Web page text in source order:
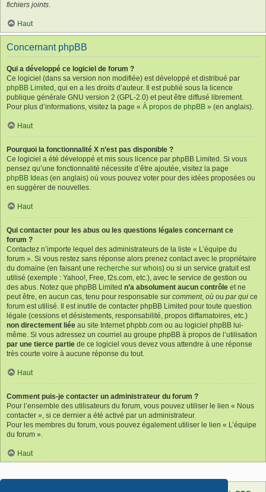
fichiers joints.
Haut
Concernant phpBB
Qui a développé ce logiciel de forum ?
Ce logiciel (dans sa version non modifiée) est développé et distribué par
phpBB Limited , qui en a les droits d’auteur. Il est publié sous la licence
publique générale GNU version 2 (GPL-2.0) et peut être diffusé librement.
Pour plus d’informations, visitez la page « À propos de phpBB » (en anglais).
Haut
Pourquoi la fonctionnalité X n’est pas disponible ?
Ce logiciel a été développé et mis sous licence par phpBB Limited. Si vous
pensez qu’une fonctionnalité nécessite d’être ajoutée, visitez la page
phpBB Ideas (en anglais) où vous pouvez voter pour des idées proposées ou
en suggérer de nouvelles.
Haut
Qui contacter pour les abus ou les questions légales concernant ce
forum ?
Contactez n’importe lequel des administrateurs de la liste « L’équipe du
forum ». Si vous restez sans réponse alors prenez contact avec le propriétaire
du domaine (en faisant une recherche sur whois) ou si un service gratuit est
utilisé (exemple : Yahoo!, Free, f2s.com, etc.), avec le service de gestion ou
des abus. Notez que phpBB Limited n’a absolument aucun contrôle et ne
peut être, en aucun cas, tenu pour responsable sur comment, où ou par qui ce
forum est utilisé. Il est inutile de contacter phpBB Limited pour toute question
légale (cessions et désistements, responsabilité, propos diffamatoires, etc.)
non directement liée au site Internet phpbb.com ou au logiciel phpBB lui-
même. Si vous adressez un courriel au groupe phpBB à propos de l’utilisation
par une tierce partie de ce logiciel vous devez vous attendre à une réponse
très courte voire à aucune réponse du tout.
Haut
Comment puis-je contacter un administrateur du forum ?
Pour l’ensemble des utilisateurs du forum, vous pouvez utiliser le lien « Nous
contacter », si ce dernier a été activé par un administrateur.
Pour les membres du forum, vous pouvez également utiliser le lien « L’équipe
du forum ».
Haut